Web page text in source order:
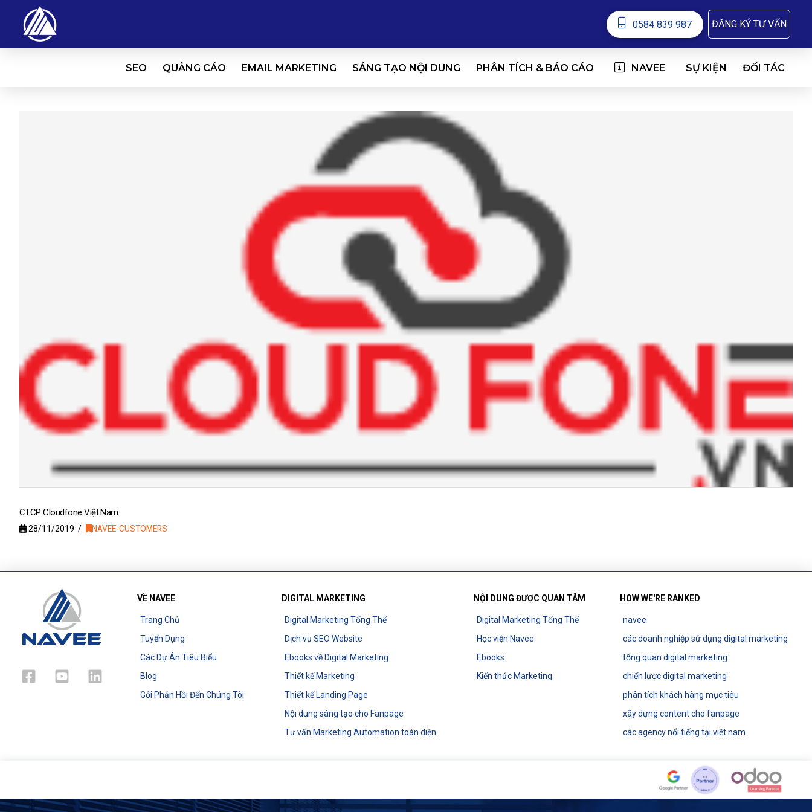
0584 839 987 ĐĂNG KÝ TƯ VẤN
SEO QUẢNG CÁO EMAIL MARKETING SÁNG TẠO NỘI DUNG PHÂN TÍCH & BÁO CÁO NAVEE SỰ KIỆN ĐỐI TÁC
CTCP Cloudfone Việt Nam
28/11/2019 NAVEE-CUSTOMERS
VỀ NAVEE
Trang Chủ
Tuyển Dụng
Các Dự Án Tiêu Biểu
Blog
Gởi Phản Hồi Đến Chúng Tôi
DIGITAL MARKETING
Digital Marketing Tổng Thể
Dịch vụ SEO Website
Ebooks về Digital Marketing
Thiết kế Marketing
Thiết kế Landing Page
Nội dung sáng tạo cho Fanpage
Tư vấn Marketing Automation toàn diện
NỘI DUNG ĐƯỢC QUAN TÂM
Digital Marketing Tổng Thể
Học viện Navee
Ebooks
Kiến thức Marketing
HOW WE'RE RANKED
navee
các doanh nghiệp sử dụng digital marketing
tổng quan digital marketing
chiến lược digital marketing
phân tích khách hàng mục tiêu
xây dựng content cho fanpage
các agency nổi tiếng tại việt nam